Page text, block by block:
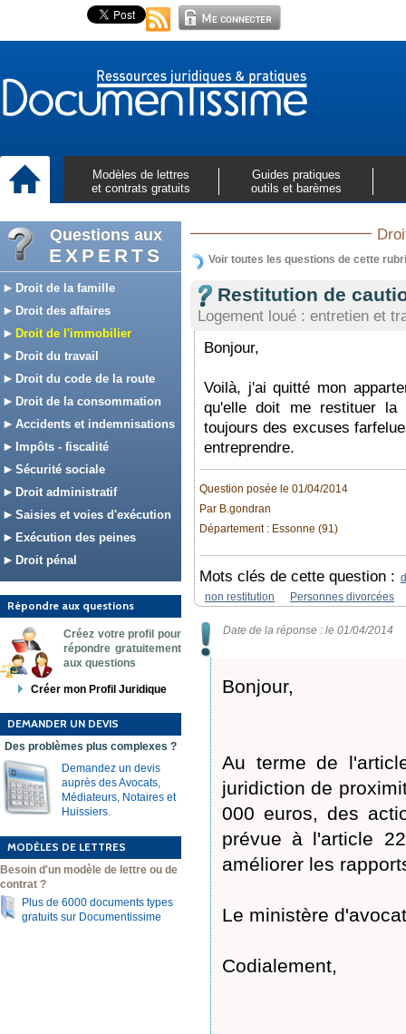
Modèles de lettres
et contrats gratuits
Guides pratiques
outils et barèmes
Questions aux
EXPERTS
Droit de la famille
Droit des affaires
Droit de l'immobilier
Droit du travail
Droit du code de la route
Droit de la consommation
Accidents et indemnisations
Impôts - fiscalité
Sécurité sociale
Droit administratif
Saisies et voies d'exécution
Exécution des peines
Droit pénal
Répondre aux questions
Créez votre profil pour
répondre gratuitement
aux questions
Créer mon Profil Juridique
DEMANDER UN DEVIS
Des problèmes plus complexes ?
Demandez un devis
auprès des Avocats,
Médiateurs, Notaires et
Huissiers.
MODÈLES DE LETTRES
Besoin d'un modèle de lettre ou de
contrat ?
Plus de 6000 documents types
gratuits sur Documentissime
Voir toutes les questions de cette
Restitution de
Logement loué : entretien et
Bonjour,
Voilà, j'ai quitté mon
qu'elle doit me restituer la
toujours des excuses
entreprendre.
Question posée le 01/04/2014
Par B.gondran
Département : Essonne (91)
Mots clés de cette question :
non restitution
Personnes divorcées
Date de la réponse : le 01/04/2014
Bonjour,
Au terme de
juridiction de
000 euros, des
prévue à l'article
améliorer les
Le ministère
Codialement,